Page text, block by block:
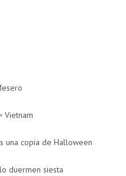
Vietnam
una copia de Halloween
duermen siesta